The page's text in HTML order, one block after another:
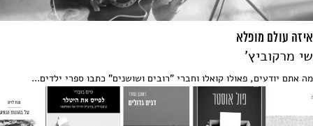
איזה עולם מופלא
שי מרקוביץ'
מה אתם יודעים, פאולו קואלו וחברי "רובים ושושנים" כתבו ספרי ילדים...